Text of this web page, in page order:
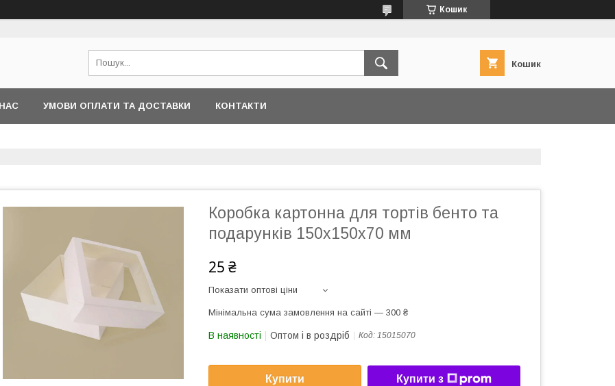
Кошик
Кошик
УМОВИ ОПЛАТИ ТА ДОСТАВКИ КОНТАКТИ
Коробка картонна для тортів бенто та
подарунків 150х150х70 мм
25 ₴
Показати оптові ціни
Мінімальна сума замовлення на сайті — 300 ₴
В наявності Оптом і в роздріб Код: 15015070
Купити Купити з